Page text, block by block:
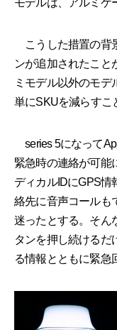
こうした措置の背
ンが追加されたこと
ミモデル以外のモデ
単にSKUを減らすこ
series 5になって
緊急時の連絡が可能
ディカルIDにGPS情
絡先に音声コールも
迷ったとする。そん
タンを押し続けるだ
る情報とともに緊急